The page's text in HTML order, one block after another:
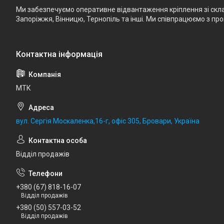
Ми забезпечуємо оперативне відвантаження кріплення зі
Запоріжжя, Вінницю, Тернопіль та інші. Ми співпрацюємо з
МТК
вул. Сергія Москаленка,16-г, офіс 305, Бровари, Україна
Відділ продажів
+380 (67) 818-16-07
Відділ продажів
+380 (50) 557-03-52
Відділ продажів